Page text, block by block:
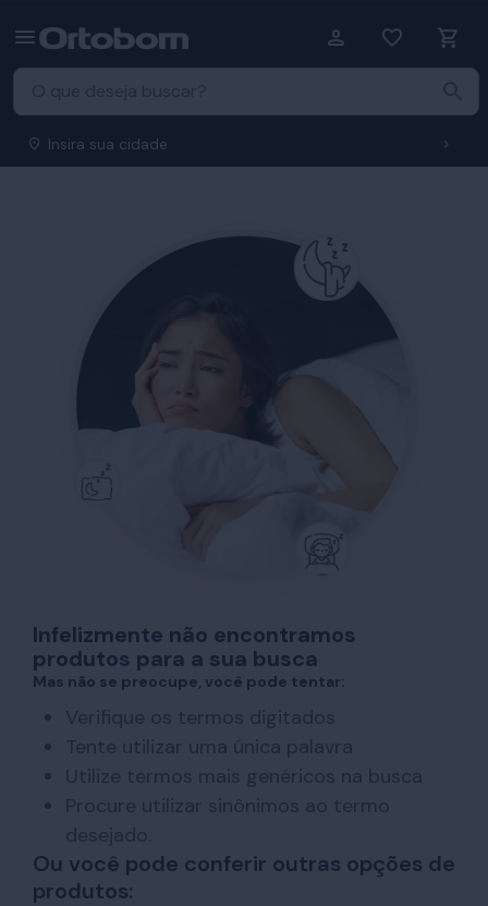
Insira sua cidade
Infelizmente não encontramos
produtos para a sua busca
Mas não se preocupe, você pode tentar:
Verifique os termos digitados
Tente utilizar uma única palavra
Utilize termos mais genéricos na busca
Procure utilizar sinônimos ao termo
desejado.
Ou você pode conferir outras opções de
produtos: